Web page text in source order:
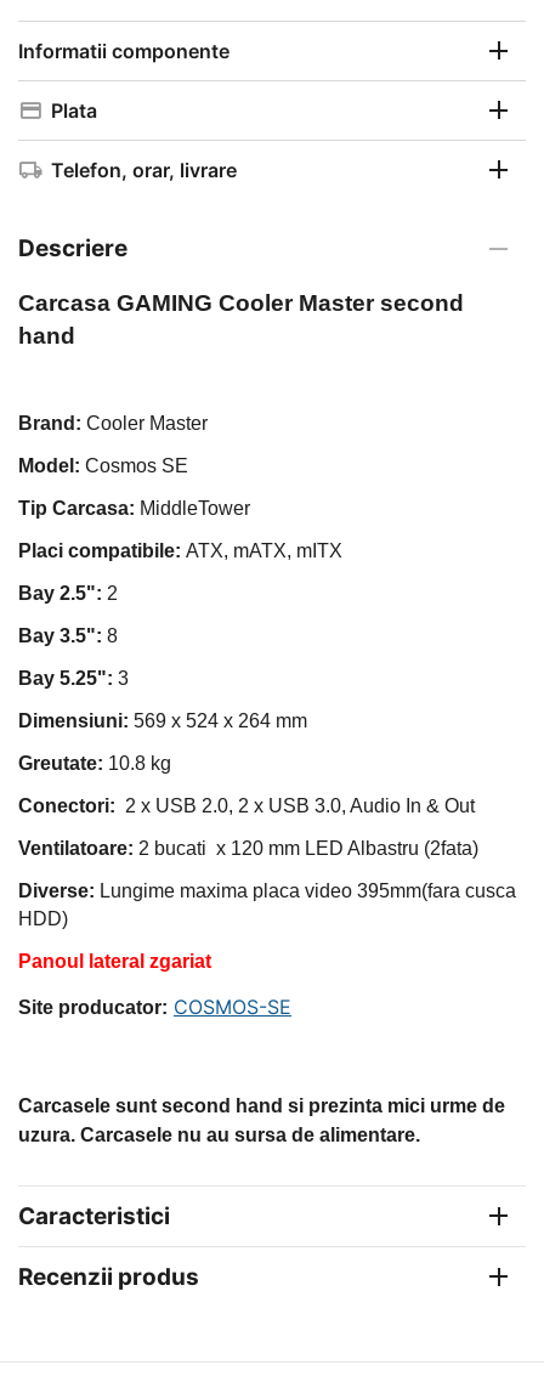
Informatii componente
Plata
Telefon, orar, livrare
Descriere
Carcasa GAMING Cooler Master second
hand
Brand : Cooler Master
Model: Cosmos SE
Tip Carcasa: MiddleTower
Placi compatibile: ATX, mATX, mITX
Bay 2.5": 2
Bay 3.5": 8
Bay 5.25": 3
Dimensiuni: 569 x 524 x 264 mm
Greutate: 10.8 kg
Conectori: 2 x USB 2.0, 2 x USB 3.0, Audio In & Out
Ventilatoare: 2 bucati x 120 mm LED Albastru (2fata)
Diverse: Lungime maxima placa video 395mm(fara cusca
HDD)
Panoul lateral zgariat
Site producator: COSMOS-SE
Carcasele sunt second hand si prezinta mici urme de
uzura. Carcasele nu au sursa de alimentare.
Caracteristici
Recenzii produs